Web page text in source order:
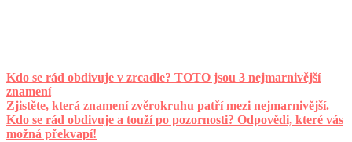
Kdo se rád obdivuje v zrcadle? TOTO jsou 3 nejmarnivější
znamení
Zjistěte, která znamení zvěrokruhu patří mezi nejmarnivější.
Kdo se rád obdivuje a touží po pozornosti? Odpovědi, které vás
možná překvapí!